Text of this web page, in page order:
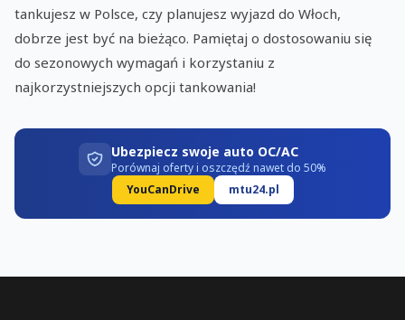
tankujesz w Polsce, czy planujesz wyjazd do Włoch,
dobrze jest być na bieżąco. Pamiętaj o dostosowaniu się
do sezonowych wymagań i korzystaniu z
najkorzystniejszych opcji tankowania!
Ubezpiecz swoje auto OC/AC
Porównaj oferty i oszczędź nawet do 50%
YouCanDrive
mtu24.pl